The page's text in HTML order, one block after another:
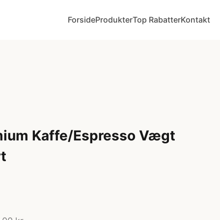
ForsideProdukterTop RabatterKontakt
Kaffe/Espresso Vægt